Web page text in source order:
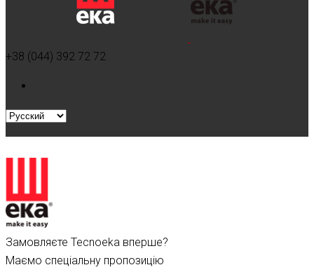
+38 (044) 392 72 72
Замовляєте Tecnoeka вперше?
Маємо спеціальну пропозицію